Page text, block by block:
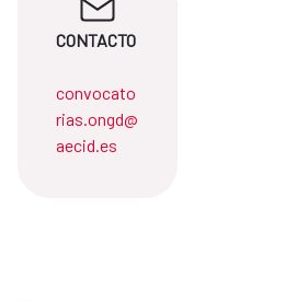
CONTACTO
convocato
rias.ongd@
aecid.es